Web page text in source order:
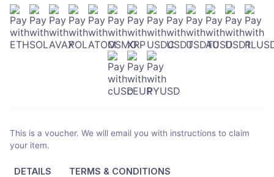
This is a voucher. We will email you with instructions to claim
your item.
DETAILS TERMS & CONDITIONS